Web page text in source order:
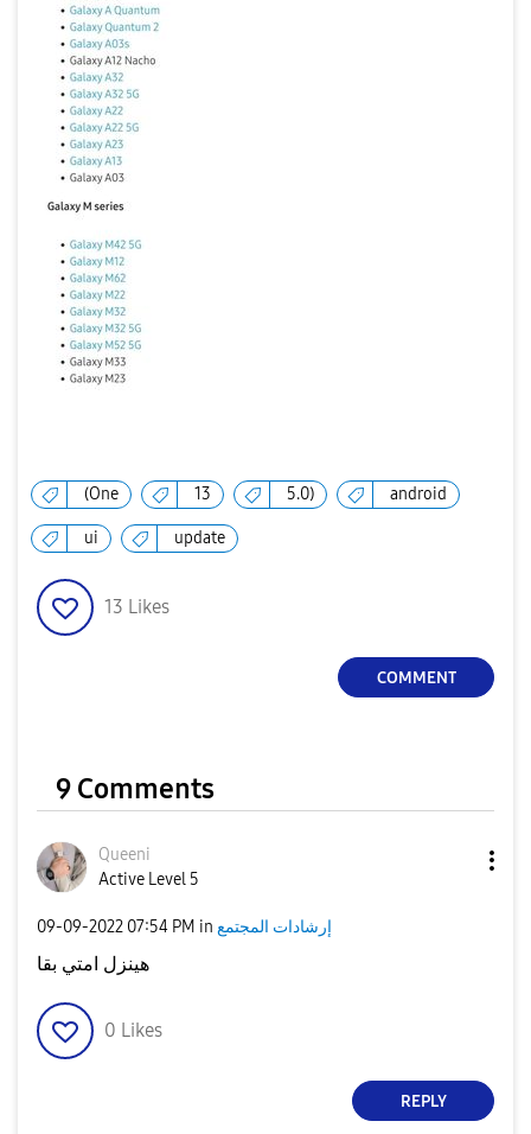
(One 13 5.0) android
ui update
13 Likes
COMMENT
9 Comments
Queeni
Active Level 5
‎09-09-2022 07:54 PM in إرشادات المجتمع
هينزل امتي بقا
0 Likes
REPLY